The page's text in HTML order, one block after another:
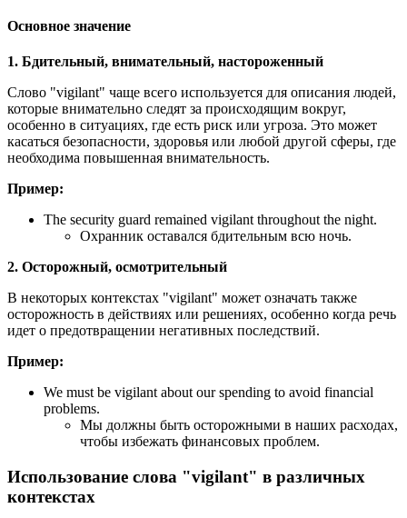
Основное значение
1. Бдительный, внимательный, настороженный
Слово "vigilant" чаще всего используется для описания людей,
которые внимательно следят за происходящим вокруг,
особенно в ситуациях, где есть риск или угроза. Это может
касаться безопасности, здоровья или любой другой сферы, где
необходима повышенная внимательность.
Пример:
The security guard remained vigilant throughout the night.
Охранник оставался бдительным всю ночь.
2. Осторожный, осмотрительный
В некоторых контекстах "vigilant" может означать также
осторожность в действиях или решениях, особенно когда речь
идет о предотвращении негативных последствий.
Пример:
We must be vigilant about our spending to avoid financial
problems.
Мы должны быть осторожными в наших расходах,
чтобы избежать финансовых проблем.
Использование слова "vigilant" в различных
контекстах